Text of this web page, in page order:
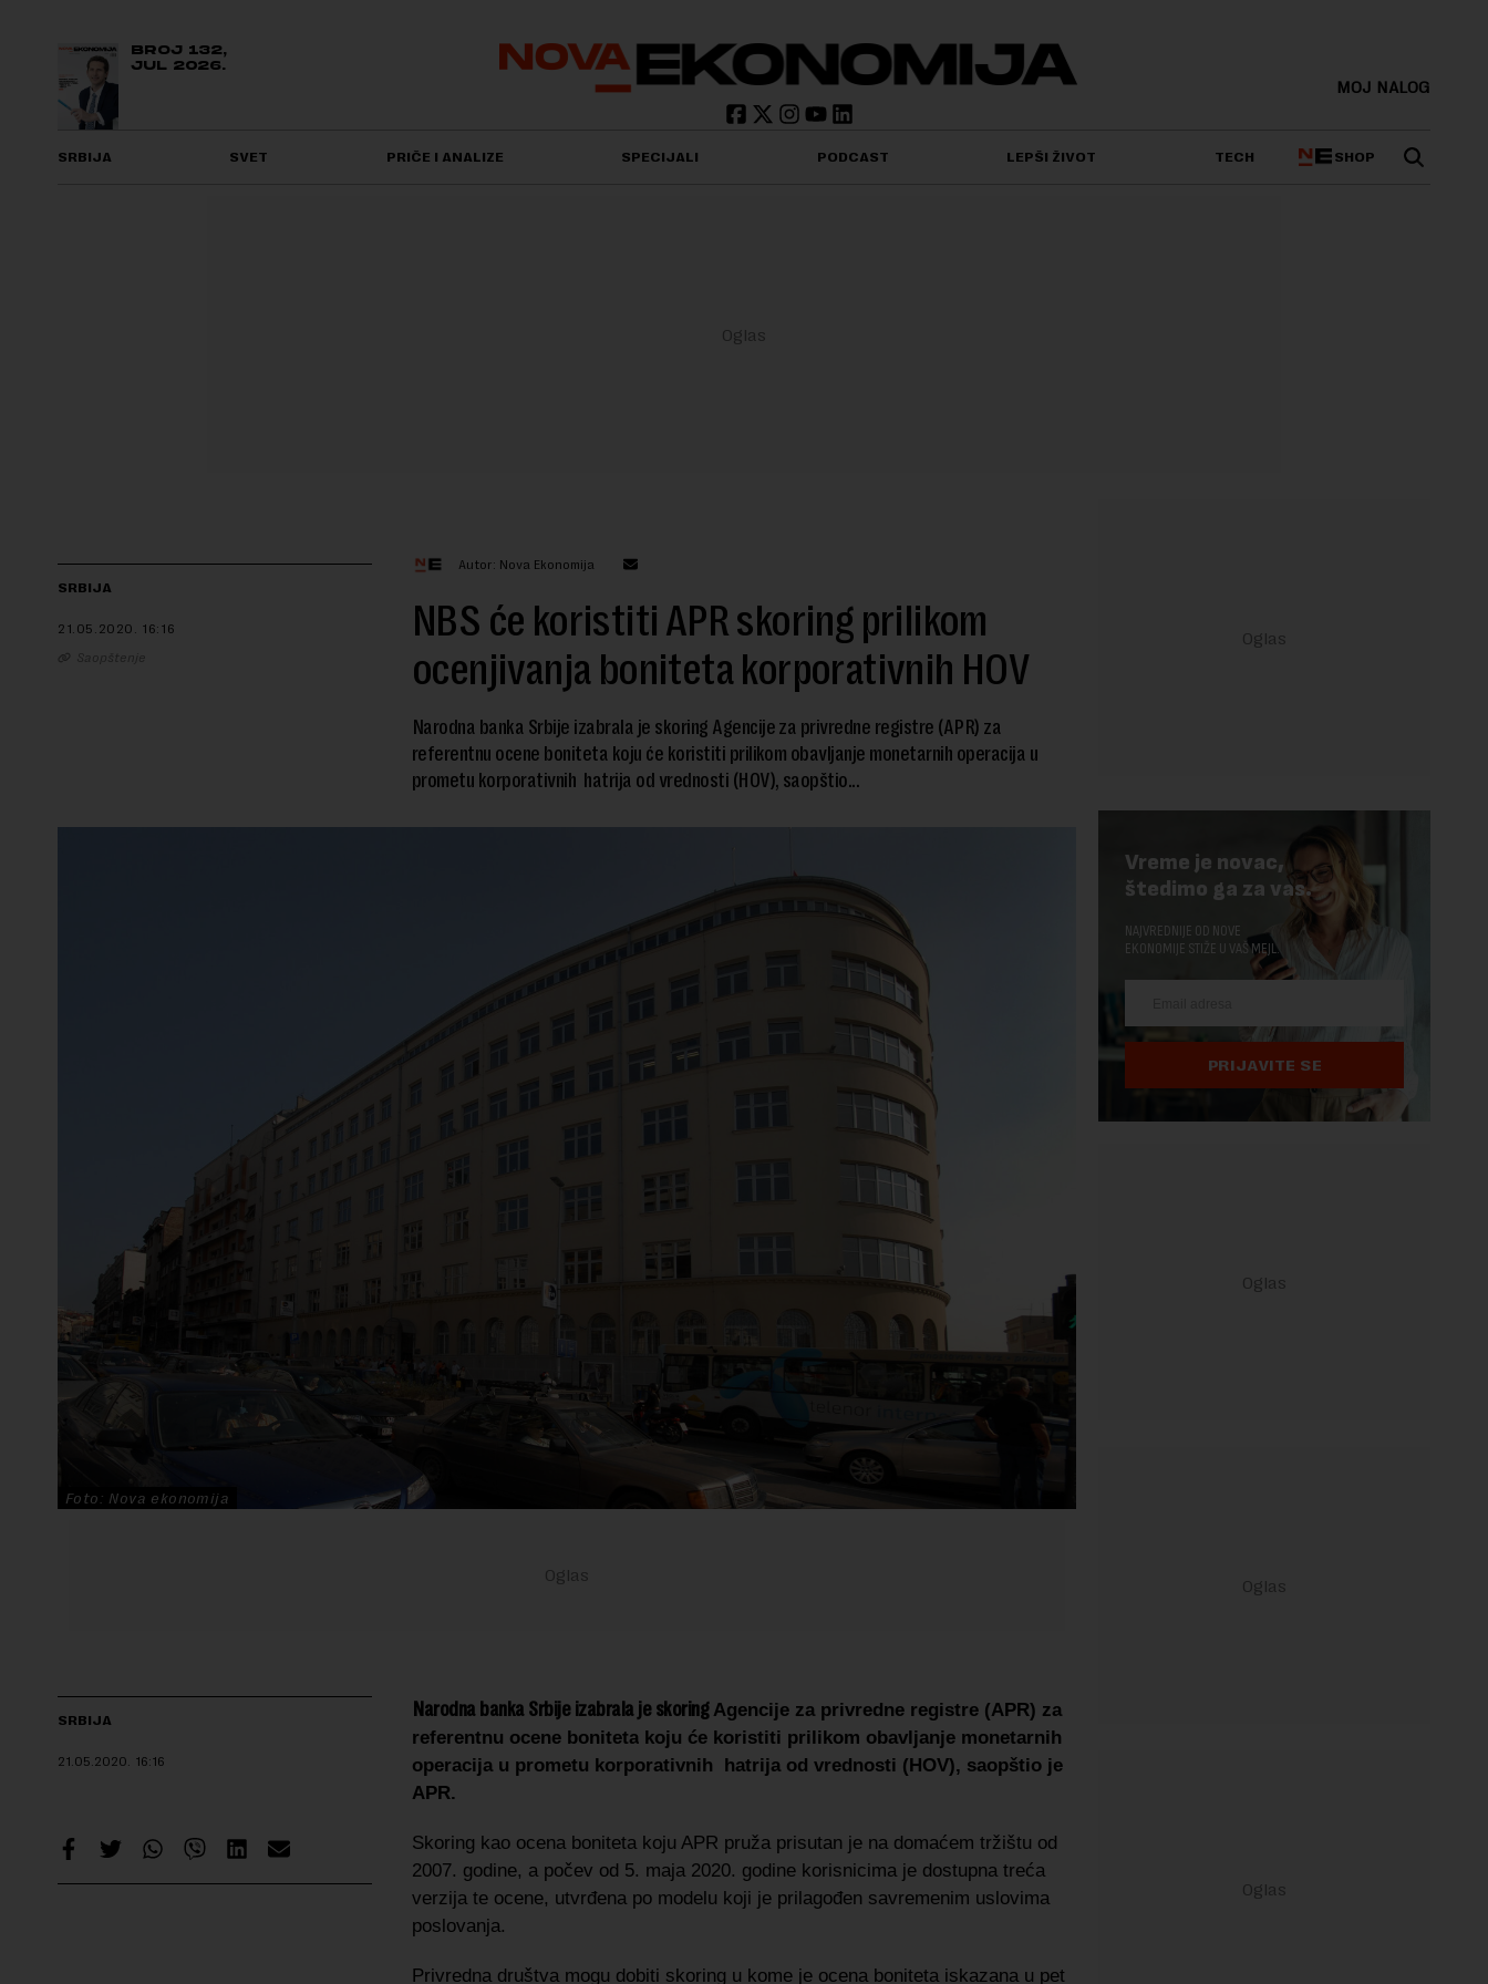
BROJ 132,
JUL 2026.
MOJ NALOG
SRBIJA SVET PRIČE I ANALIZE SPECIJALI PODCAST LEPŠI ŽIVOT TECH SHOP
SRBIJA
21.05.2020. 16:16
Saopštenje
Autor: Nova Ekonomija
NBS će koristiti APR skoring prilikom
ocenjivanja boniteta korporativnih HOV
Narodna banka Srbije izabrala je skoring Agencije za privredne registre (APR) za
referentnu ocene boniteta koju će koristiti prilikom obavljanje monetarnih operacija u
prometu korporativnih hatrija od vrednosti (HOV), saopštio...
Foto: Nova ekonomija
SRBIJA
21.05.2020. 16:16
Narodna banka Srbije izabrala je skoring Agencije za privredne registre (APR) za
referentnu ocene boniteta koju će koristiti prilikom obavljanje monetarnih
operacija u prometu korporativnih hatrija od vrednosti (HOV), saopštio je
APR.
Skoring kao ocena boniteta koju APR pruža prisutan je na domaćem tržištu od
2007. godine, a počev od 5. maja 2020. godine korisnicima je dostupna treća
verzija te ocene, utvrđena po modelu koji je prilagođen savremenim uslovima
poslovanja.
Privredna društva mogu dobiti skoring u kome je ocena boniteta iskazana u pet
Vreme je novac,
štedimo ga za vas.
NAJVREDNIJE OD NOVE
EKONOMIJE STIŽE U VAŠ MEJL.
PRIJAVITE SE